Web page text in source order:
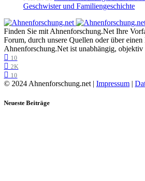
Geschwister und Familiengeschichte
Finden Sie mit Ahnenforschung.Net Ihre
Forum, durch unsere Quellen oder über
Ahnenforschung.Net ist unabhängig, objektiv
10
2K
10
© 2024 Ahnenforschung.net | Impressum |
Neueste Beiträge